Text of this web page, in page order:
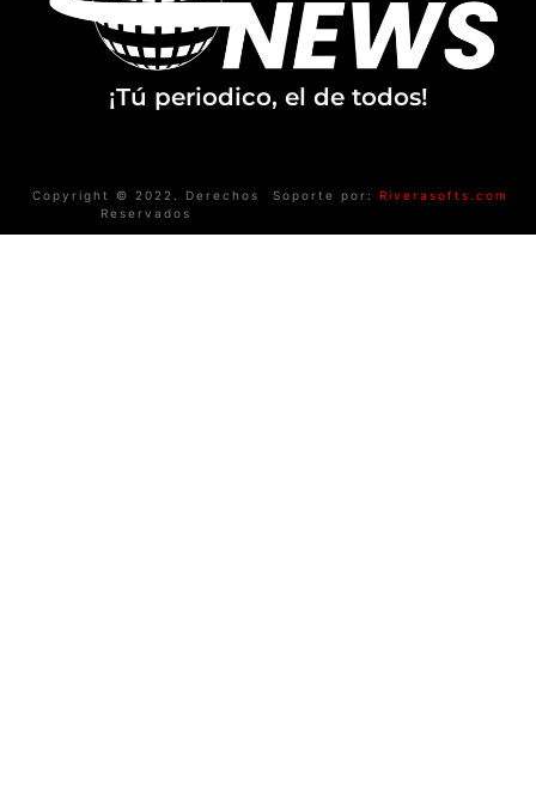
¡Tú periodico, el de todos!
Copyright © 2022. Derechos
Reservados
Soporte por: Riverasofts.com